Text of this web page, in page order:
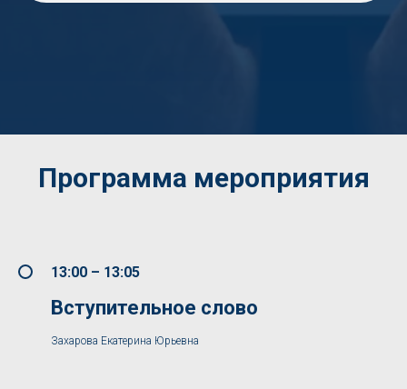
Программа мероприятия
13:00 – 13:05
Вступительное слово
Захарова Екатерина Юрьевна